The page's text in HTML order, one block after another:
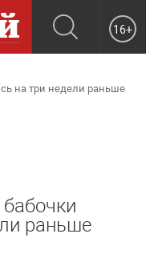
16+
на три недели раньше
раньше